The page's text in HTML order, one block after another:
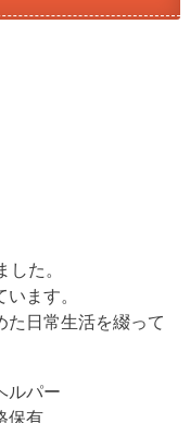
た。
ます。
た日常生活を綴って
ルパー
保有